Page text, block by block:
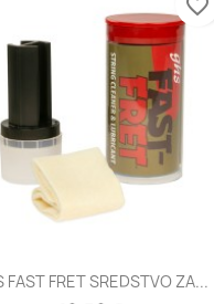
Brzi pregled
FAST FRET SREDSTVO ZA...
favorite_border